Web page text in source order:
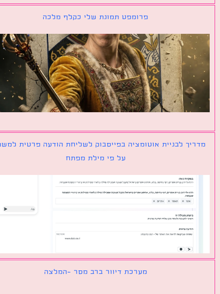
פרומפט תמונת שלי כקלף מלכה
לבניית אוטומציה בפייסבוק לשליחת הודעה פרטית למשתמש
על פי מילת מפתח
מערכת דיוור ברב מסר -המלצה